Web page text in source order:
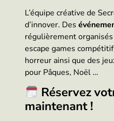
L’équipe créative de
d’innover. Des
régulièrement
escape games
horreur ainsi que des
pour Pâques, Noël …
Réservez
maintenant !